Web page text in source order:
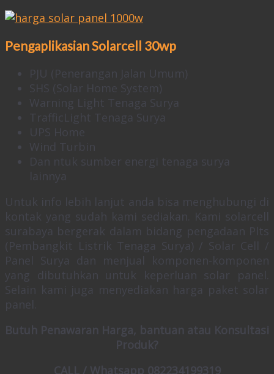
Pengaplikasian Solarcell 30wp
PJU (Penerangan Jalan Umum)
SHS (Solar Home System)
Warning Light Tenaga Surya
TrafficLight Tenaga Surya
UPS Home
Wind Turbin
Dan ntuk sumber energi tenaga surya
lainnya
Untuk info lebih lanjut anda bisa menghubungi di
kontak yang sudah kami sediakan. Kami solarcell
surabaya bergerak dalam bidang pengadaan Plts
(Pembangkit Listrik Tenaga Surya) / Solar Cell /
Panel Surya dan menjual komponen-komponen
yang dibutuhkan untuk keperluan solar panel.
Selain kami juga menyediakan harga paket solar
panel.
Butuh Penawaran Harga, bantuan atau Konsultasi
Produk?
CALL / Whatsapp 082234199319